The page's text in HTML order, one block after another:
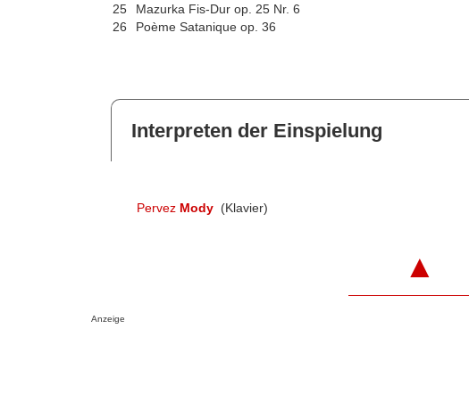
25
Mazurka Fis-Dur op. 25 Nr. 6
26
Poème Satanique op. 36
Interpreten der Einspielung
Pervez Mody (Klavier)
▲
Anzeige